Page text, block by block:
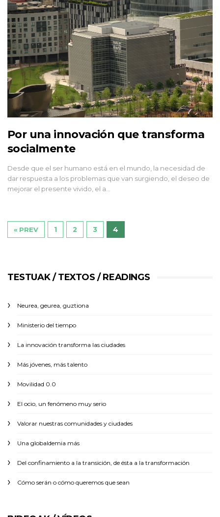
Por una innovación que transforma
socialmente
Desde que el ser humano está en el mundo, la necesidad de
dar respuesta a los problemas que van surgiendo, el deseo de
mejorar el presente vivido, el a…
« PREV 1 2 3 4
TESTUAK / TEXTOS / READINGS
Neurea, geurea, guztiona
Ministerio del tiempo
La innovación transforma las ciudades
Más jóvenes, más talento
Movilidad 0.0
El ocio, un fenómeno muy serio
Valorar nuestras comunidades y ciudades
Una globaldemia más
Del confinamiento a la transición, de ésta a la transformación
Cómo serán o cómo queremos que sean